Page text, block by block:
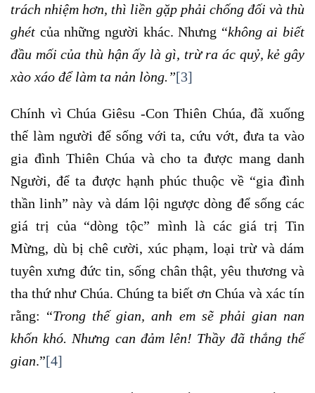
trách nhiệm hơn, thì liền gặp phải chống đối và thù
ghét của những người khác. Nhưng “không ai biết
đầu mối của thù hận ấy là gì, trừ ra ác quỷ, kẻ gây
xào xáo để làm ta nản lòng.”[3]
Chính vì Chúa Giêsu -Con Thiên Chúa, đã xuống
thế làm người để sống với ta, cứu vớt, đưa ta vào
gia đình Thiên Chúa và cho ta được mang danh
Người, để ta được hạnh phúc thuộc về “gia đình
thần linh” này và dám lội ngược dòng để sống các
giá trị của “dòng tộc” mình là các giá trị Tin
Mừng, dù bị chê cười, xúc phạm, loại trừ và dám
tuyên xưng đức tin, sống chân thật, yêu thương và
tha thứ như Chúa. Chúng ta biết ơn Chúa và xác tín
rằng: “Trong thế gian, anh em sẽ phải gian nan
khốn khó. Nhưng can đảm lên! Thầy đã thắng thế
gian.”[4]